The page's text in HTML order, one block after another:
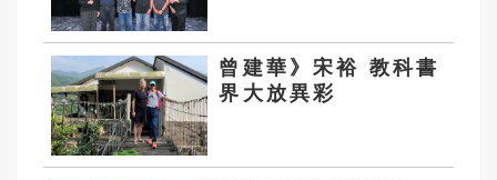
曾建華》宋裕 教科書
界大放異彩